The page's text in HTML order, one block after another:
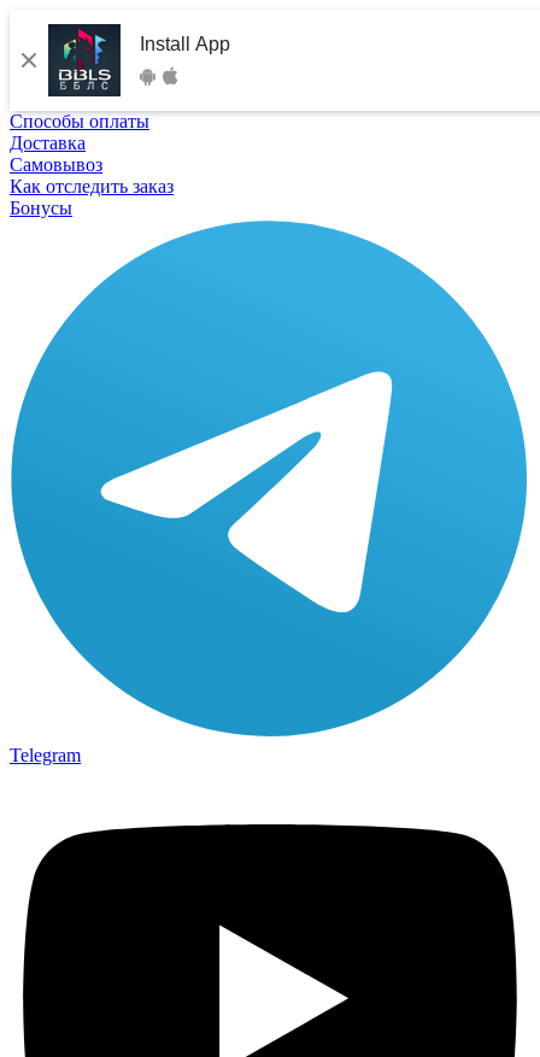
Install App
Способы оплаты
Доставка
Самовывоз
Как отследить заказ
Бонусы
Telegram